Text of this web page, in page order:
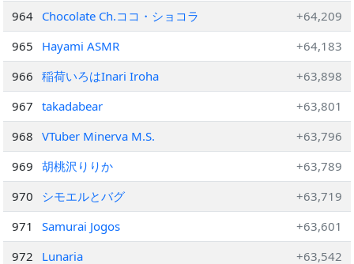
964 Chocolate Ch.ココ・ショコラ
+64,209
965
Hayami ASMR
+64,183
966
稲荷いろはInari Iroha
+63,898
967
takadabear
+63,801
968
VTuber Minerva M.S.
+63,796
969
胡桃沢りりか
+63,789
970
シモエルとバグ
+63,719
971
Samurai Jogos
+63,601
972
Lunaria
+63,542